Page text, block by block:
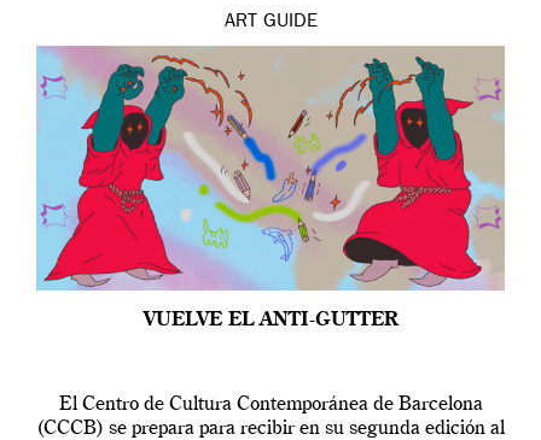
ART GUIDE
VUELVE EL ANTI-GUTTER
El Centro de Cultura Contemporánea de Barcelona
(CCCB) se prepara para recibir en su segunda edición al